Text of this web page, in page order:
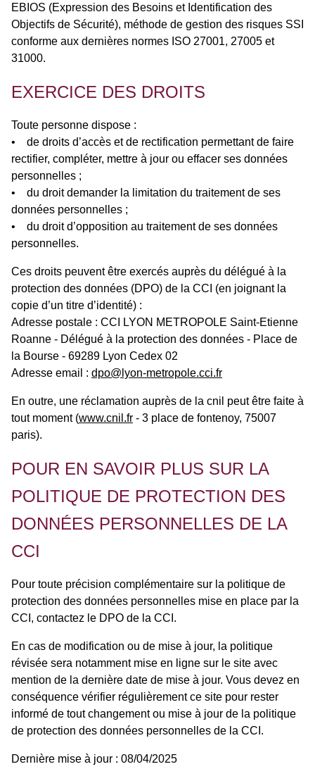
EBIOS (Expression des Besoins et Identification des
Objectifs de Sécurité), méthode de gestion des risques SSI
conforme aux dernières normes ISO 27001, 27005 et
31000.
EXERCICE DES DROITS
Toute personne dispose :
• de droits d’accès et de rectification permettant de faire
rectifier, compléter, mettre à jour ou effacer ses données
personnelles ;
• du droit demander la limitation du traitement de ses
données personnelles ;
• du droit d’opposition au traitement de ses données
personnelles.
Ces droits peuvent être exercés auprès du délégué à la
protection des données (DPO) de la CCI (en joignant la
copie d’un titre d’identité) :
Adresse postale : CCI LYON METROPOLE Saint-Etienne
Roanne - Délégué à la protection des données - Place de
la Bourse - 69289 Lyon Cedex 02
Adresse email : dpo@lyon-metropole.cci.fr
En outre, une réclamation auprès de la cnil peut être faite à
tout moment (www.cnil.fr - 3 place de fontenoy, 75007
paris).
POUR EN SAVOIR PLUS SUR LA
POLITIQUE DE PROTECTION DES
DONNÉES PERSONNELLES DE LA
CCI
Pour toute précision complémentaire sur la politique de
protection des données personnelles mise en place par la
CCI, contactez le DPO de la CCI.
En cas de modification ou de mise à jour, la politique
révisée sera notamment mise en ligne sur le site avec
mention de la dernière date de mise à jour. Vous devez en
conséquence vérifier régulièrement ce site pour rester
informé de tout changement ou mise à jour de la politique
de protection des données personnelles de la CCI.
Dernière mise à jour : 08/04/2025